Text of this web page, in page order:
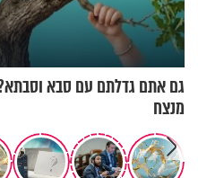
גם אתם גדלתם עם סבא
מנצח